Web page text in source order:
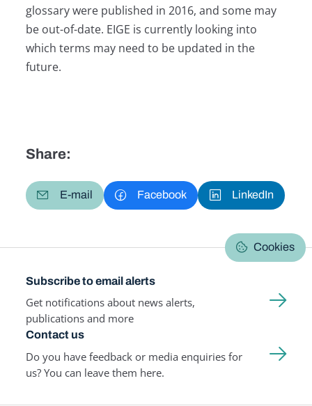
glossary were published in 2016, and some may
be out-of-date. EIGE is currently looking into
which terms may need to be updated in the
future.
Share:
E-mail Facebook LinkedIn
Cookies
Subscribe to email alerts
Get notifications about news alerts,
publications and more
Contact us
Do you have feedback or media enquiries for
us? You can leave them here.